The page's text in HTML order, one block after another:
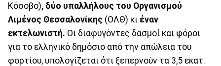
Κόσοβο), δύο υπαλλήλους του Οργανισμού
Λιμένος Θεσσαλονίκης (ΟΛΘ) κι έναν
εκτελωνιστή. Οι διαφυγόντες δασμοί και φόροι
για το ελληνικό δημόσιο από την απώλεια του
φορτίου, υπολογίζεται ότι ξεπερνούν τα 3,5 εκατ.